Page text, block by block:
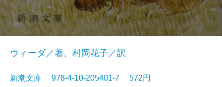
ウィーダ／著、村岡花子／訳
新潮文庫 978-4-10-205401-7 572円